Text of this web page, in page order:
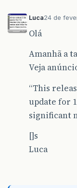
Luca24 de
Olá
Amanhã a
Veja
“This
update for
significant
[]s
Luca